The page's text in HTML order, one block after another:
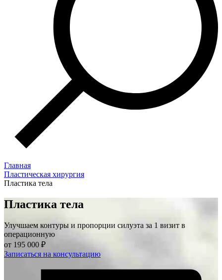
Главная
Пластическая хирургия
Пластика тела
Пластика тела
Улучшаем контуры и пропорции силуэта за 1 визит в
операционную
от 195 000 ₽
Записаться на консультацию